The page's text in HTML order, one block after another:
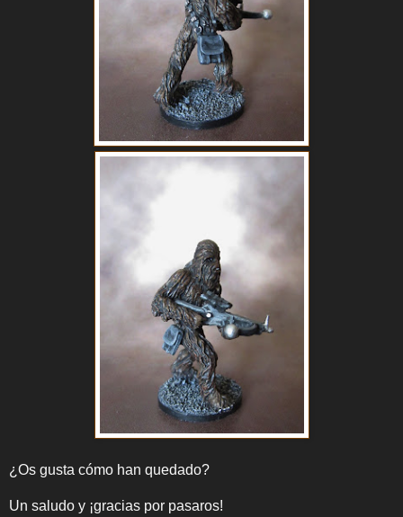
¿Os gusta cómo han quedado?
Un saludo y ¡gracias por pasaros!